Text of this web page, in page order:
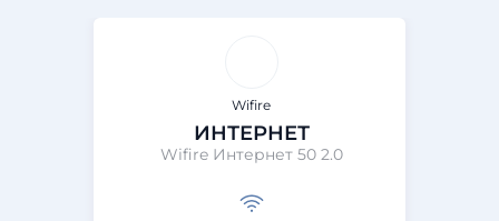
Wifire
ИНТЕРНЕТ
Wifire Интернет 50 2.0